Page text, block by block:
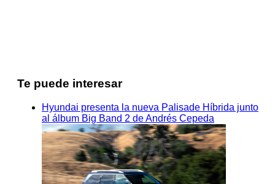
Te puede interesar
Hyundai presenta la nueva Palisade Híbrida junto
al álbum Big Band 2 de Andrés Cepeda